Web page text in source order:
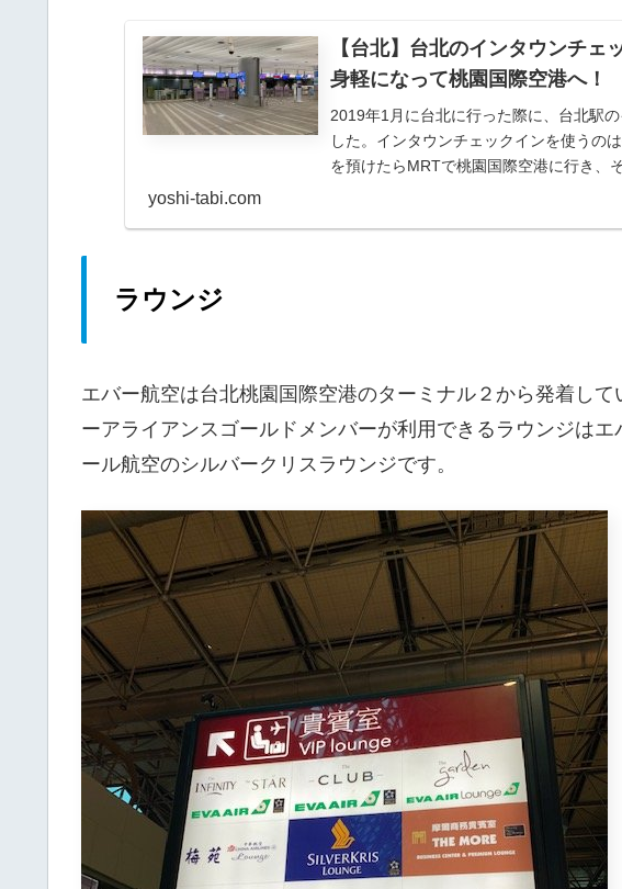
【台北】台北のインタウンチェ
身軽になって桃園国際空港へ！
2019年1月に台北に行った際に、台北駅
した。インタウンチェックインを使うの
を預けたらMRTで桃園国際空港に行き、
yoshi-tabi.com
ラウンジ
エバー航空は台北桃園国際空港のターミナル２から発着し
ーアライアンスゴールドメンバーが利用できるラウンジは
ール航空のシルバークリスラウンジです。